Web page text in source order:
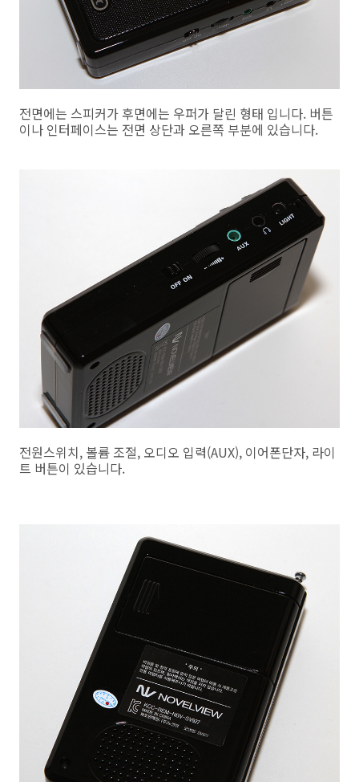
전면에는 스피커가 후면에는 우퍼가 달린 형태 입니다. 버튼
이나 인터페이스는 전면 상단과 오른쪽 부분에 있습니다.
전원스위치, 볼륨 조절, 오디오 입력(AUX), 이어폰단자, 라이
트 버튼이 있습니다.